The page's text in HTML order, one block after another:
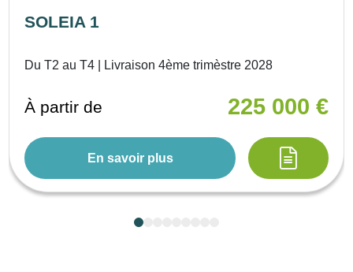
SOLEIA 1
Du T2 au T4 | Livraison 4ème trimèstre 2028
À partir de 225 000 €
En savoir plus